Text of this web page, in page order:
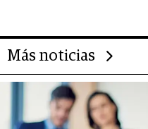
Más noticias